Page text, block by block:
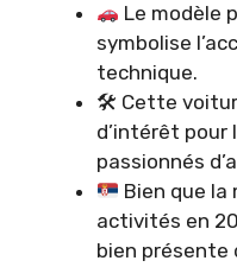
Le modèle
symbolise
technique.
🛠 Cette
d’intérêt pour
passionnés
Bien que la
activités en
bien présente